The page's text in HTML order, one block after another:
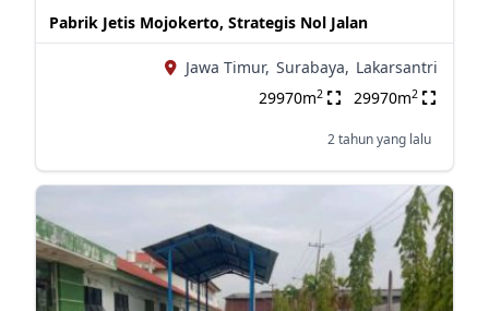
Pabrik Jetis Mojokerto, Strategis Nol Jalan
Jawa Timur, Surabaya, Lakarsantri
29970m2 29970m2
2 tahun yang lalu